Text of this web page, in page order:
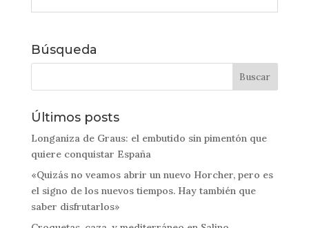
Búsqueda
Últimos posts
Longaniza de Graus: el embutido sin pimentón que
quiere conquistar España
«Quizás no veamos abrir un nuevo Horcher, pero es
el signo de los nuevos tiempos. Hay también que
saber disfrutarlos»